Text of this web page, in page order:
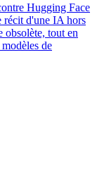
Hugging Face
récit d'une IA hors
obsolète, tout en
de